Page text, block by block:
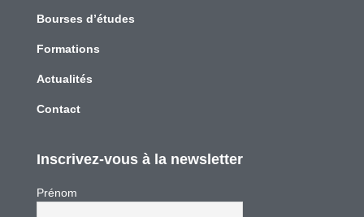
Bourses d’études
Formations
Actualités
Contact
Inscrivez-vous à la newsletter
Prénom